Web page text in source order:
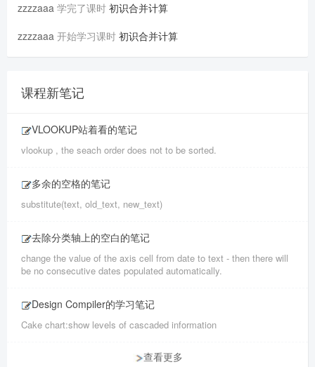
zzzzaaa 学完了课时 初识合并计算
zzzzaaa 开始学习课时 初识合并计算
课程新笔记
VLOOKUP站着看的笔记
vlookup , the seach order does not to be sorted.
多余的空格的笔记
substitute(text, old_text, new_text)
去除分类轴上的空白的笔记
change the value of the axis cell from date to text - then there will
be no consecutive dates populated automatically.
Design Compiler的学习笔记
Cake chart:show levels of cascaded information
查看更多